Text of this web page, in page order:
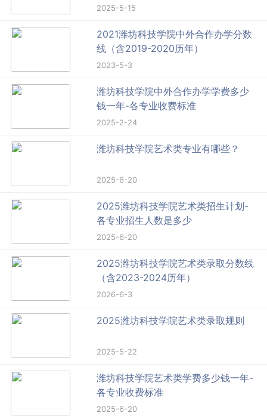
2025-5-15
2021潍坊科技学院中外合作办学分数
线（含2019-2020历年）
2023-5-3
潍坊科技学院中外合作办学学费多少
钱一年-各专业收费标准
2025-2-24
潍坊科技学院艺术类专业有哪些？
2025-6-20
2025潍坊科技学院艺术类招生计划-
各专业招生人数是多少
2025-6-20
2025潍坊科技学院艺术类录取分数线
（含2023-2024历年）
2026-6-3
2025潍坊科技学院艺术类录取规则
2025-5-22
潍坊科技学院艺术类学费多少钱一年-
各专业收费标准
2025-6-20